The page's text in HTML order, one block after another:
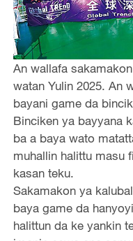
An wallafa
watan Yulin 2025. An
bayani game da
Binciken ya bayyana
ba a baya wato
muhallin halittu masu
kasan teku.
Sakamakon ya
baya game da
halittun da ke yankin